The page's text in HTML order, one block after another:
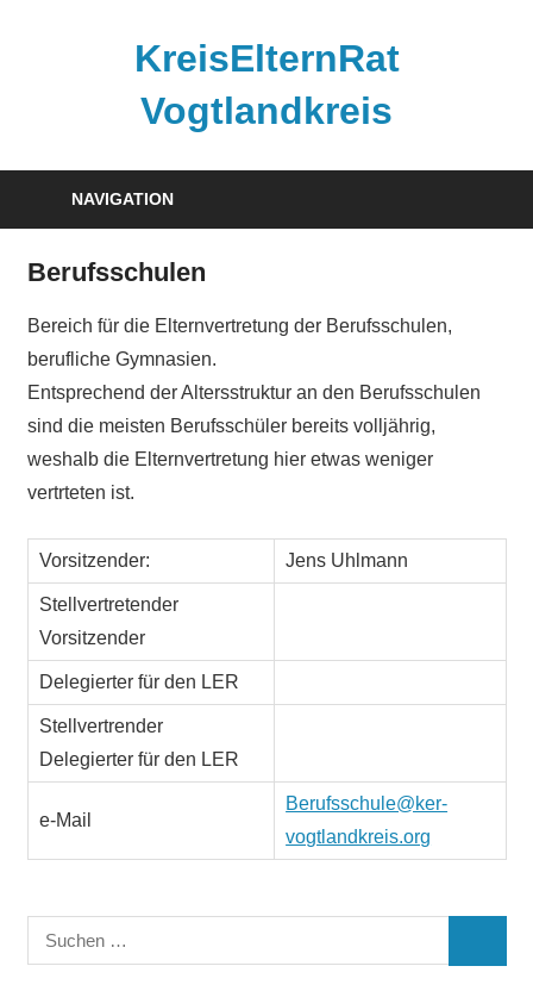
KreisElternRat
Vogtlandkreis
verankerte
Vogtlandkreis
NAVIGATION
Berufsschulen
Bereich für die Elternvertretung der Berufsschulen,
berufliche Gymnasien.
Entsprechend der Altersstruktur an den Berufsschulen
sind die meisten Berufsschüler bereits volljährig,
weshalb die Elternvertretung hier etwas weniger
vertrteten ist.
Vorsitzender: Jens Uhlmann
Stellvertretender
Vorsitzender
Delegierter für den LER
Stellvertrender
Delegierter für den LER
e-Mail
Berufsschule@ker-
vogtlandkreis.org
Suchen
nach: